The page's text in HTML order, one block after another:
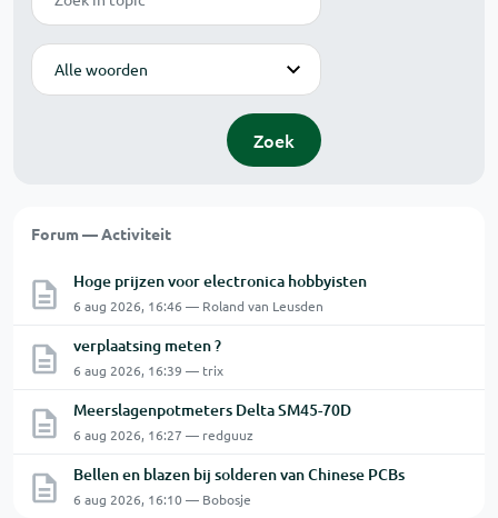
Modus
Zoek
Forum — Activiteit
Hoge prijzen voor electronica hobbyisten
6 aug 2026, 16:46 — Roland van Leusden
verplaatsing meten ?
6 aug 2026, 16:39 — trix
Meerslagenpotmeters Delta SM45-70D
6 aug 2026, 16:27 — redguuz
Bellen en blazen bij solderen van Chinese PCBs
6 aug 2026, 16:10 — Bobosje